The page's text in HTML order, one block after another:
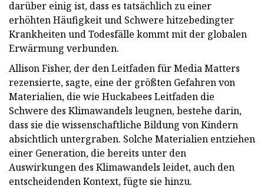
darüber einig ist, dass es tatsächlich zu einer
erhöhten Häufigkeit und Schwere hitzebedingter
Krankheiten und Todesfälle kommt mit der globalen
Erwärmung verbunden.
AllisonFisher, der den Leitfaden für Media Matters
rezensierte, sagte, eine der größten Gefahren von
Materialien, die wie Huckabees Leitfaden die
Schwere des Klimawandels leugnen, bestehe darin,
dass sie die wissenschaftliche Bildung von Kindern
absichtlich untergraben. Solche Materialien entziehen
einer Generation, die bereits unter den
Auswirkungen des Klimawandels leidet, auch den
entscheidenden Kontext, fügte sie hinzu.